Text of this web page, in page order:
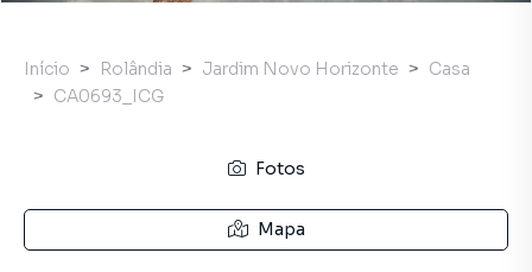
Início Rolândia Jardim Novo Horizonte
Casa
CA0693_ICG
Fotos
Mapa